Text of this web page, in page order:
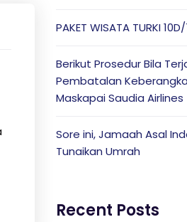
PAKET WISATA TURKI
Berikut Prosedur Bila
Pembatalan
Maskapai Saudia Airlines
Sore ini, Jamaah Asal
Tunaikan Umrah
Recent Posts